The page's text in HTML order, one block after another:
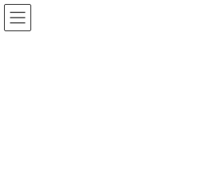
コ
ン
ナ
ビ